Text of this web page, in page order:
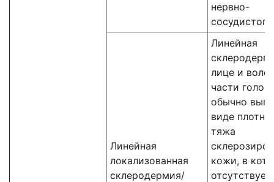
нервно-
Линейная
локализованная
склеродермия/
Линейная
лице и
части
обычно
виде
тяжа
кожи, в